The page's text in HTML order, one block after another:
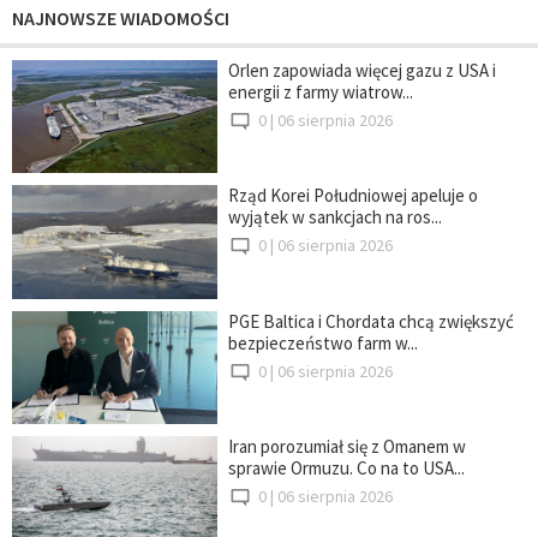
NAJNOWSZE WIADOMOŚCI
Orlen zapowiada więcej gazu z USA i
energii z farmy wiatrow...
0 | 06 sierpnia 2026
Rząd Korei Południowej apeluje o
wyjątek w sankcjach na ros...
0 | 06 sierpnia 2026
PGE Baltica i Chordata chcą zwiększyć
bezpieczeństwo farm w...
0 | 06 sierpnia 2026
Iran porozumiał się z Omanem w
sprawie Ormuzu. Co na to USA...
0 | 06 sierpnia 2026